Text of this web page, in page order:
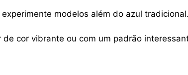
modelos além do azul tradicional.
cor vibrante ou com um padrão